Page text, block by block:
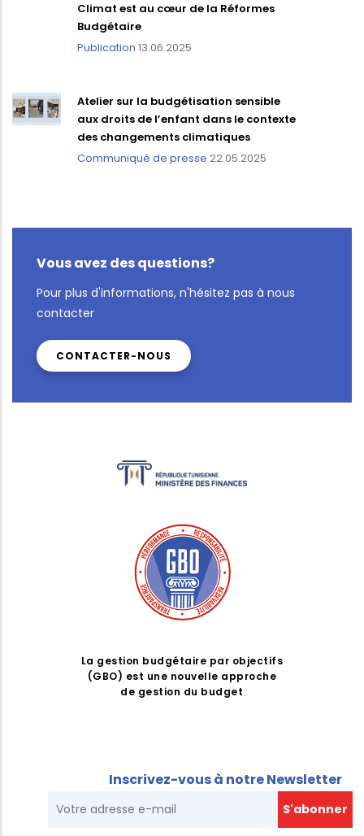
Climat est au cœur de la Réformes
Budgétaire
Publication 13.06.2025
Atelier sur la budgétisation sensible
aux droits de l’enfant dans le contexte
des changements climatiques
Communiqué de presse 22.05.2025
Vous avez des questions?
Pour plus d'informations, n'hésitez pas à nous
contacter
CONTACTER-NOUS
La gestion budgétaire par objectifs
(GBO) est une nouvelle approche
de gestion du budget
Inscrivez-vous à notre Newsletter